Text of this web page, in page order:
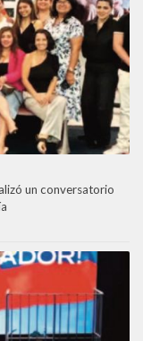
un conversatorio